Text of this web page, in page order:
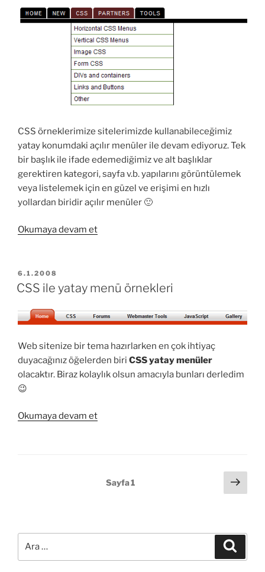
CSS örneklerimize sitelerimizde kullanabileceğimiz
yatay konumdaki açılır menüler ile devam ediyoruz. Tek
bir başlık ile ifade edemediğimiz ve alt başlıklar
gerektiren kategori, sayfa v.b. yapılarını görüntülemek
veya listelemek için en güzel ve erişimi en hızlı
yollardan biridir açılır menüler 🙂
Okumaya devam et“CSS-
açılır
örnekleri”
YAYIM
TARIHI
6.1.2008
CSS ile yatay menü örnekleri
Web sitenize bir tema hazırlarken en çok ihtiyaç
duyacağınız öğelerden biri CSS yatay menüler
olacaktır. Biraz kolaylık olsun amacıyla bunları derledim
😉
Okumaya devam et“CSS
Sayfa1